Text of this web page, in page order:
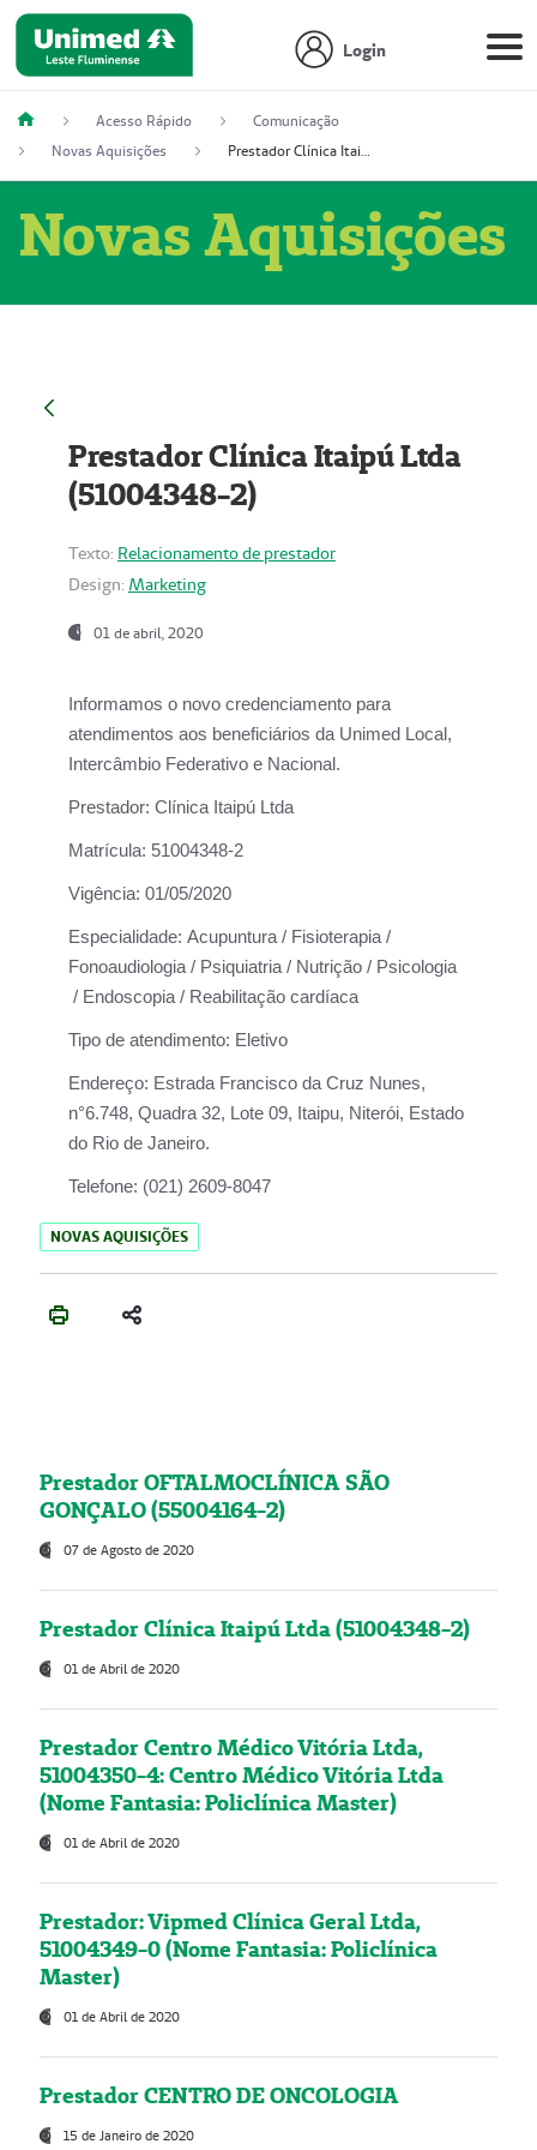
Login
Acesso Rápido
Comunicação
Novas Aquisições
Prestador Clínica Itaipú Ltda (51004348-2)
Novas Aquisições
Prestador Clínica Itaipú Ltda
(51004348-2)
Texto: Relacionamento de prestador
Design: Marketing
01 de abril, 2020
Informamos o novo credenciamento para
atendimentos aos beneficiários da Unimed Local,
Intercâmbio Federativo e Nacional.
Prestador: Clínica Itaipú Ltda
Matrícula: 51004348-2
Vigência: 01/05/2020
Especialidade: Acupuntura / Fisioterapia /
Fonoaudiologia / Psiquiatria / Nutrição / Psicologia
/ Endoscopia / Reabilitação cardíaca
Tipo de atendimento: Eletivo
Endereço: Estrada Francisco da Cruz Nunes,
n°6.748, Quadra 32, Lote 09, Itaipu, Niterói, Estado
do Rio de Janeiro.
Telefone: (021) 2609-8047
NOVAS AQUISIÇÕES
Prestador OFTALMOCLÍNICA SÃO
GONÇALO (55004164-2)
07 de Agosto de 2020
Prestador Clínica Itaipú Ltda (51004348-2)
01 de Abril de 2020
Prestador Centro Médico Vitória Ltda,
51004350-4: Centro Médico Vitória Ltda
(Nome Fantasia: Policlínica Master)
01 de Abril de 2020
Prestador: Vipmed Clínica Geral Ltda,
51004349-0 (Nome Fantasia: Policlínica
Master)
01 de Abril de 2020
Prestador CENTRO DE ONCOLOGIA
15 de Janeiro de 2020